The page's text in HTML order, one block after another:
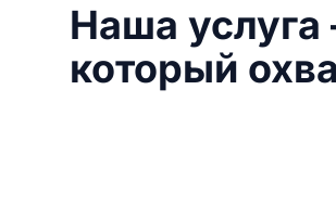
Наша услуга
который